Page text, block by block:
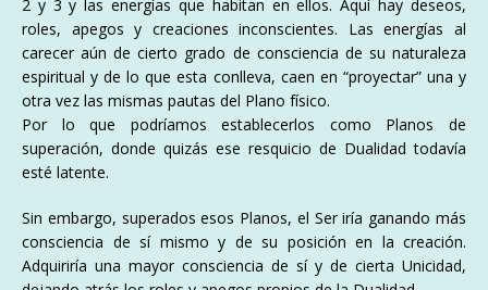
2 y 3 y las energías que habitan en ellos. Aquí hay deseos,
roles, apegos y creaciones inconscientes. Las energías al
carecer aún de cierto grado de consciencia de su naturaleza
espiritual y de lo que esta conlleva, caen en “proyectar” una y
otra vez las mismas pautas del Plano físico.
Por lo que podríamos establecerlos como Planos de
superación, donde quizás ese resquicio de Dualidad todavía
esté latente.
Sin embargo, superados esos Planos, el Ser iría ganando más
consciencia de sí mismo y de su posición en la creación.
Adquiriría una mayor consciencia de sí y de cierta Unicidad,